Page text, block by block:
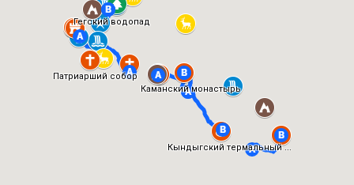
Кындыгский термальный ...
Каманский монастырь
Гегский водопад
Патриарший собор